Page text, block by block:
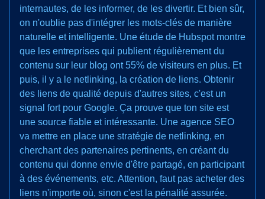
internautes, de les informer, de les divertir. Et bien sûr,
on n'oublie pas d'intégrer les mots-clés de manière
naturelle et intelligente. Une étude de Hubspot montre
que les entreprises qui publient régulièrement du
contenu sur leur blog ont 55% de visiteurs en plus. Et
puis, il y a le netlinking, la création de liens. Obtenir
des liens de qualité depuis d'autres sites, c'est un
signal fort pour Google. Ça prouve que ton site est
une source fiable et intéressante. Une agence SEO
va mettre en place une stratégie de netlinking, en
cherchant des partenaires pertinents, en créant du
contenu qui donne envie d'être partagé, en participant
à des événements, etc. Attention, faut pas acheter des
liens n'importe où, sinon c'est la pénalité assurée.